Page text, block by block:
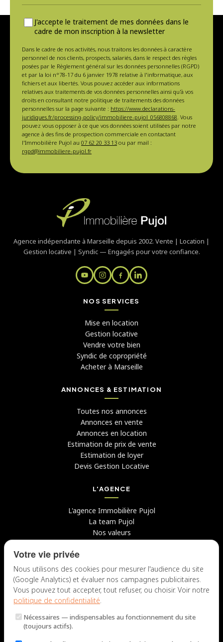
J'accepte le traitement de mes données dans le
cadre de mon inscription à la newsletter
Dans le cadre de nos activités, nous traitons les données à caractère
personnel de nos clients, prospects, salariés, dans le respect des règles
posées par le Règlement général sur les données personnelles (RGPD)
et par la loi n°78-17 du 6 janvier 1978 relative à l'informatique, aux
fichiers et aux libertés. Vous pouvez accéder aux informations
relatives aux traitements de vos données personnelles ainsi qu'à vos
droits en consultant notre politique de traitements des données
personnelles sur la page suivante : https://www.declarations-
juridiques.fr/processing-policy/immobiliere-pujol_056808868. Vous
pouvez vous opposer à ce que vos données soient utilisées par notre
agence à des fins de prospection commerciale en contactant
l'Immobilière Pujol au 07 62 20 33 13 ou par mail :
rgpd@immobiliere-pujol.fr
Agence indépendante à Marseille depuis 2002. Vente | Location |
Gestion locative | Syndic — Engagés pour votre confiance.
NOS SERVICES
Mise en location
Gestion locative
Vendre votre bien
Syndic de copropriété
Acheter à Marseille
ANNONCES & ESTIMATION
Toutes nos annonces
Annonces en vente
Annonces en location
Estimation de prix de vente
Estimation de loyer
Devis Gestion Locative
L'AGENCE
L'agence Immobilière Pujol
La team Pujol
Nos valeurs
Avis clients
Candidater chez nous
NOUS CONTACTER
Lun – Jeu : 9h – 12h / 14h – 18h
Votre vie privée
Nous utilisons des cookies pour mesurer l'audience du site
(Google Analytics) et évaluer nos campagnes publicitaires.
Vous pouvez tout accepter, tout refuser, ou choisir. Voir notre
politique de confidentialité.
Nécessaires — indispensables au fonctionnement du site
(toujours actifs).